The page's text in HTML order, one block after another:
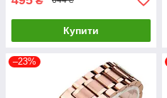
Купити
–23%